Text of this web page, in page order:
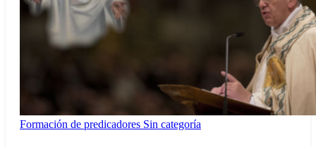
Formación de predicadores Sin categoría